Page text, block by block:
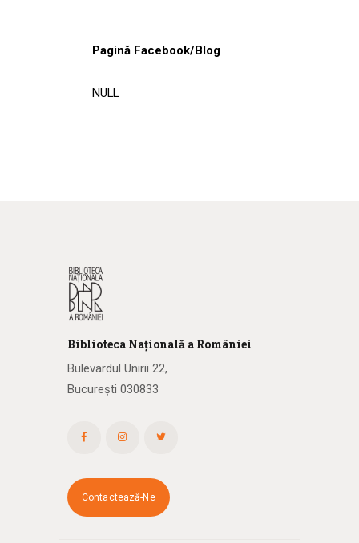
Pagină Facebook/Blog
NULL
Biblioteca Națională a României
Bulevardul Unirii 22,
București 030833
Contactează-Ne